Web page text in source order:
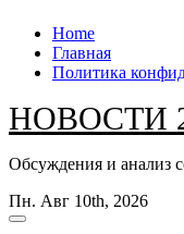
Перейти
содержанию
Home
Главная
Политика
НОВОСТИ
Обсуждения и анализ
Пн. Авг 10th, 2026